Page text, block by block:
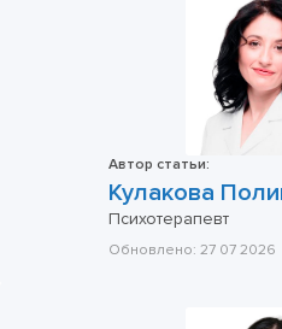
Автор статьи:
Кулакова
Психотерапевт
Обновлено: 27 07 2026